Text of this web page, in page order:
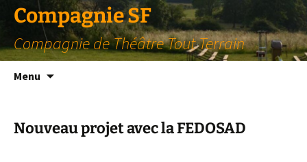
Compagnie SF
Compagnie de Théâtre Tout Terrain
Menu
Nouveau projet avec la FEDOSAD